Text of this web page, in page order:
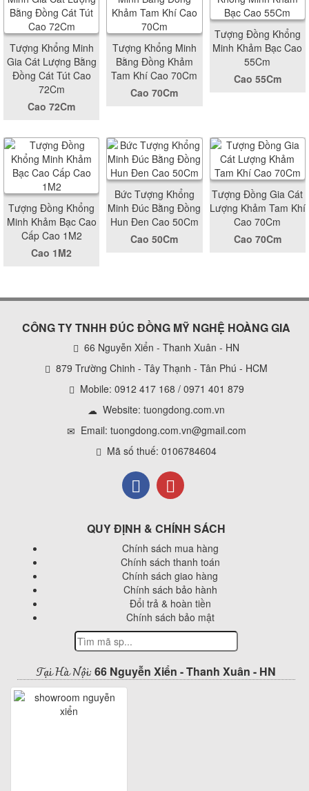
Tượng Khổng Minh
Gia Cát Lượng Bằng
Đồng Cát Tút Cao
72Cm
Cao 72Cm
Tượng Khổng Minh
Bằng Đồng Khảm
Tam Khí Cao 70Cm
Cao 70Cm
Tượng Đồng Khổng
Minh Khảm Bạc Cao
55Cm
Cao 55Cm
Tượng Đồng Khổng
Minh Khảm Bạc Cao
Cấp Cao 1M2
Cao 1M2
Bức Tượng Khổng
Minh Đúc Bằng Đồng
Hun Đen Cao 50Cm
Cao 50Cm
Tượng Đồng Gia Cát
Lượng Khảm Tam Khí
Cao 70Cm
Cao 70Cm
CÔNG TY TNHH ĐÚC ĐỒNG MỸ NGHỆ HOÀNG GIA
66 Nguyễn Xiển - Thanh Xuân - HN
879 Trường Chinh - Tây Thạnh - Tân Phú - HCM
Mobile: 0912 417 168 / 0971 401 879
Website: tuongdong.com.vn
Email: tuongdong.com.vn@gmail.com
Mã số thuế: 0106784604
QUY ĐỊNH & CHÍNH SÁCH
Chính sách mua hàng
Chính sách thanh toán
Chính sách giao hàng
Chính sách bảo hành
Đổi trả & hoàn tiền
Chính sách bảo mật
Tại Hà Nội: 66 Nguyễn Xiển - Thanh Xuân - HN